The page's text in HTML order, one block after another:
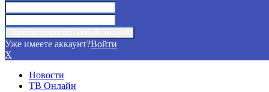
Уже имеете аккаунт?Войти
X
Новости
ТВ Онлайн